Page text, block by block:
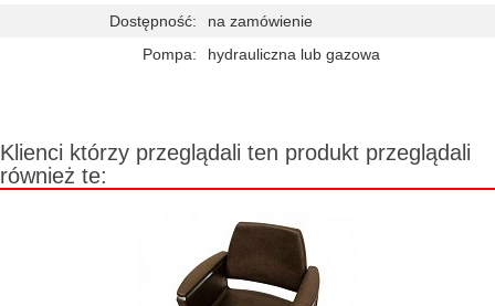
Dostępność:
na zamówienie
Pompa:
hydrauliczna lub gazowa
Klienci którzy przeglądali ten produkt przeglądali
również te: